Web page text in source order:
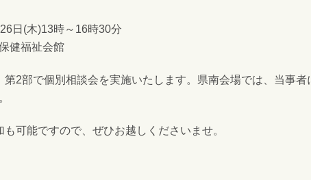
日(木)13時～16時30分
健福祉会館
第2部で個別相談会を実施いたします。県南会場では、当事者
可能ですので、ぜひお越しくださいませ。